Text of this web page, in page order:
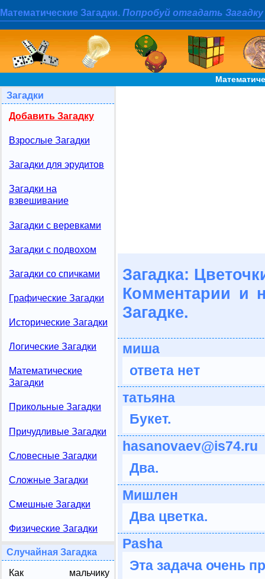
Математические Загадки. Попробуй отгадать Загадку
Загадки
Добавить Загадку
Взрослые Загадки
Загадки для эрудитов
Загадки на
взвешивание
Загадки с веревками
Загадки с подвохом
Загадки со спичками
Графические Загадки
Исторические Загадки
Логические Загадки
Математические
Загадки
Прикольные Загадки
Причудливые Загадки
Словесные Загадки
Сложные Загадки
Смешные Загадки
Физические Загадки
Случайная Загадка
Как мальчику
Загадка:
Комментарии и
Загадке.
миша
ответа нет
татьяна
Букет.
hasanovaev@is74.ru
Два.
Мишлен
Два цветка.
Pasha
Эта задача очень